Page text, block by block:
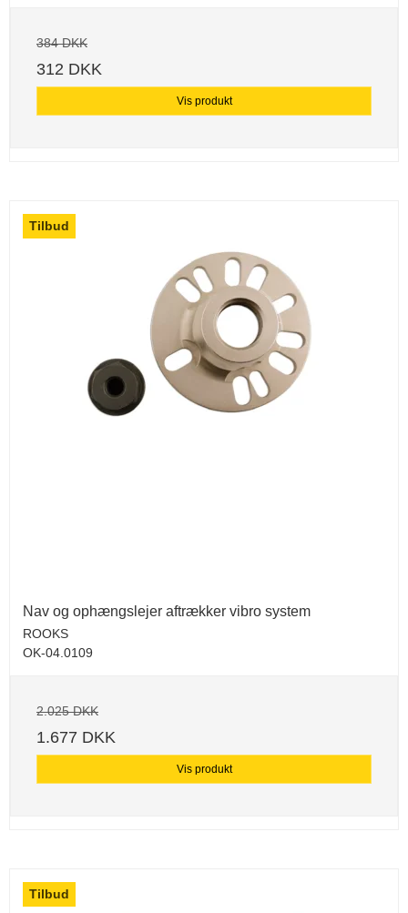
384 DKK
312 DKK
Vis produkt
Tilbud
Nav og ophængslejer aftrækker vibro system
ROOKS
OK-04.0109
2.025 DKK
1.677 DKK
Vis produkt
Tilbud